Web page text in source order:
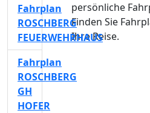
persönliche
Finden Sie
Ihre Reise.
Fahrplan
ROSCHBERG
FEUERWEHRHAUS
Fahrplan
ROSCHBERG
GH
HOFER